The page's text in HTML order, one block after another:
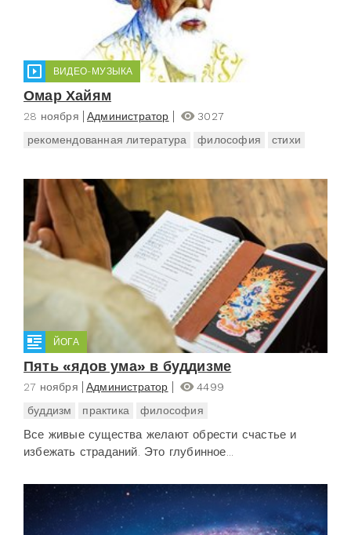
ВИДЕО-МУЗЫКА
Омар Хайям
28 ноября Администратор
3027
рекомендованная литература
философия стихи
ЙОГА
Пять «ядов ума» в буддизме
27 ноября Администратор
4499
буддизм
практика философия
Все живые существа желают обрести счастье и
избежать страданий. Это глубинное...